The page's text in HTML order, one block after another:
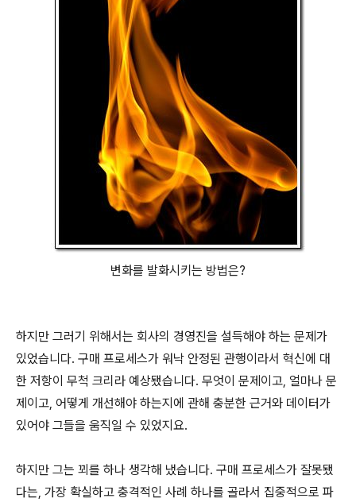
변화를 발화시키는 방법은?
하지만 그러기 위해서는 회사의 경영진을 설득해야 하는 문제가
있었습니다. 구매 프로세스가 워낙 안정된 관행이라서 혁신에 대
한 저항이 무척 크리라 예상됐습니다. 무엇이 문제이고, 얼마나 문
제이고, 어떻게 개선해야 하는지에 관해 충분한 근거와 데이터가
있어야 그들을 움직일 수 있었지요.
하지만 그는 꾀를 하나 생각해 냈습니다. 구매 프로세스가 잘못됐
다는, 가장 확실하고 충격적인 사례 하나를 골라서 집중적으로 파